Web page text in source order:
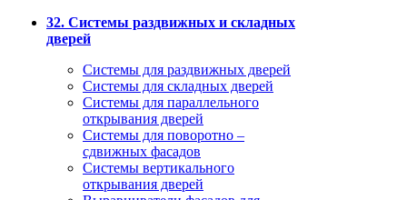
32. Системы раздвижных и складных
дверей
Системы для раздвижных дверей
Системы для складных дверей
Системы для параллельного
открывания дверей
Системы для поворотно –
сдвижных фасадов
Системы вертикального
открывания дверей